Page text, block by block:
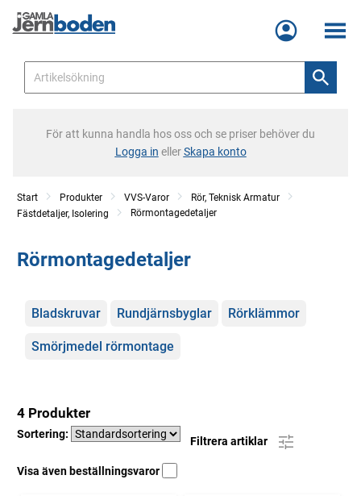
Meny
För att kunna handla hos oss och se priser behöver du
Logga in ellerSkapa konto
Start Produkter VVS-Varor
Rör, Teknisk Armatur
Fästdetaljer, Isolering
Rörmontagedetaljer
Rörmontagedetaljer
Kategorier
Bladskruvar Rundjärnsbyglar Rörklämmor
Smörjmedel rörmontage
4 Produkter
Sortering:
Filtrera artiklar
Visa även beställningsvaror